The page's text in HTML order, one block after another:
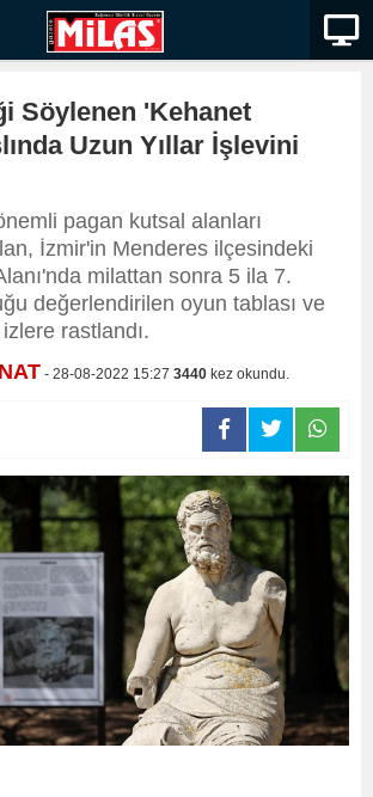
Söylenen 'Kehanet
Uzun Yıllar İşlevini
pagan kutsal alanları
İzmir'in Menderes ilçesindeki
milattan sonra 5 ila 7.
değerlendirilen oyun tablası ve
rastlandı.
- 28-08-2022 15:27 3440 kez okundu.